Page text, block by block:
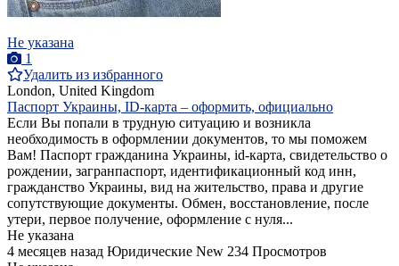
Не указана
1
Удалить из избранного
London, United Kingdom
Паспорт Украины, ID-карта – оформить, официально
Если Вы попали в трудную ситуацию и возникла
необходимость в оформлении документов, то мы поможем
Вам! Паспорт гражданина Украины, id-карта, свидетельство о
рождении, загранпаспорт, идентификационный код инн,
гражданство Украины, вид на жительство, права и другие
сопутствующие документы. Обмен, восстановление, после
утери, первое получение, оформление с нуля...
Не указана
4 месяцев назад Юридические New 234 Просмотров